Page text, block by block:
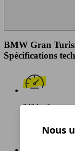
BMW Gran
Spécifications
240 km/h
Nous